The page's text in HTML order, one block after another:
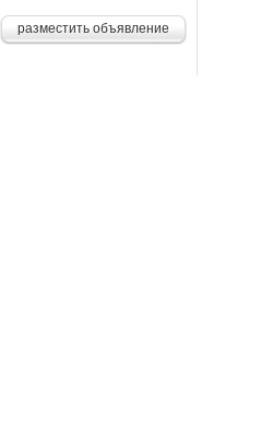
разместить объявление